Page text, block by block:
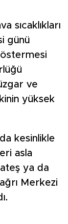
sıcaklıkları
günü
ve
yüksek
kesinlikle
asla
ya da
Merkezi